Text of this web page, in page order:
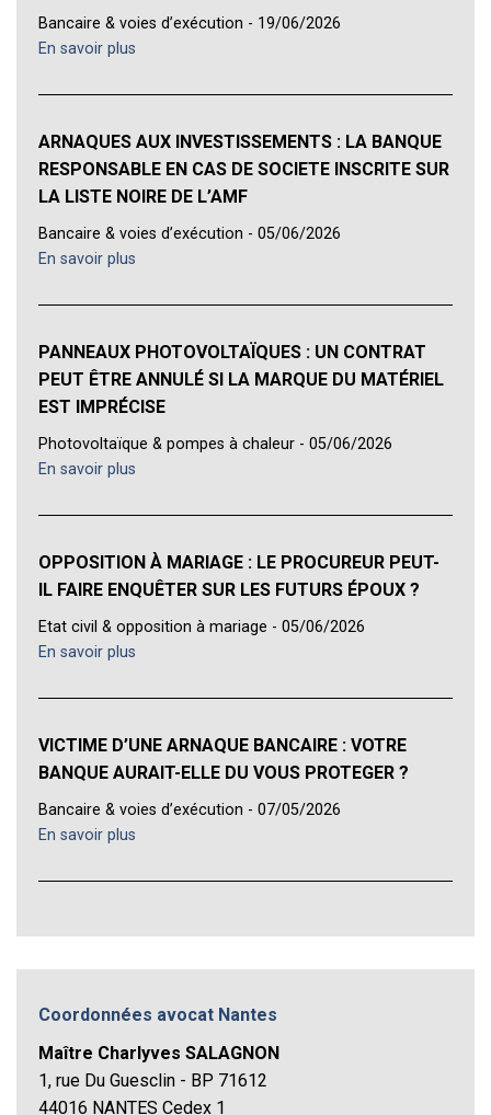
Bancaire & voies d’exécution - 19/06/2026
En savoir plus
ARNAQUES AUX INVESTISSEMENTS : LA BANQUE
RESPONSABLE EN CAS DE SOCIETE INSCRITE SUR
LA LISTE NOIRE DE L’AMF
Bancaire & voies d’exécution - 05/06/2026
En savoir plus
PANNEAUX PHOTOVOLTAÏQUES : UN CONTRAT
PEUT ÊTRE ANNULÉ SI LA MARQUE DU MATÉRIEL
EST IMPRÉCISE
Photovoltaïque & pompes à chaleur - 05/06/2026
En savoir plus
OPPOSITION À MARIAGE : LE PROCUREUR PEUT-
IL FAIRE ENQUÊTER SUR LES FUTURS ÉPOUX ?
Etat civil & opposition à mariage - 05/06/2026
En savoir plus
VICTIME D’UNE ARNAQUE BANCAIRE : VOTRE
BANQUE AURAIT-ELLE DU VOUS PROTEGER ?
Bancaire & voies d’exécution - 07/05/2026
En savoir plus
Coordonnées avocat Nantes
Maître Charlyves SALAGNON
1, rue Du Guesclin - BP 71612
44016 NANTES Cedex 1